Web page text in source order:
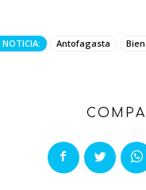
NOTICIA: Antofagasta